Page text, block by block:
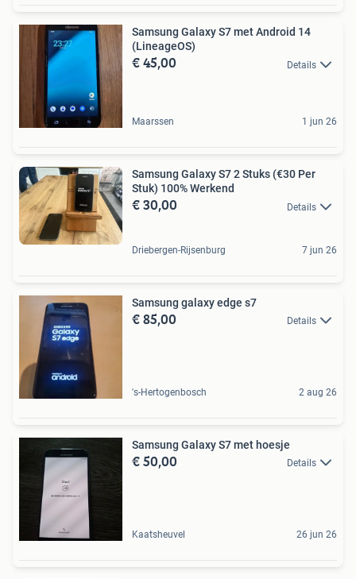
Samsung Galaxy S7 met Android 14
(LineageOS)
€ 45,00 Details
Maarssen 1 jun 26
Samsung Galaxy S7 2 Stuks (€30 Per
Stuk) 100% Werkend
€ 30,00 Details
Driebergen-Rijsenburg 7 jun 26
Samsung galaxy edge s7
€ 85,00 Details
's-Hertogenbosch 2 aug 26
Samsung Galaxy S7 met hoesje
€ 50,00 Details
Kaatsheuvel 26 jun 26